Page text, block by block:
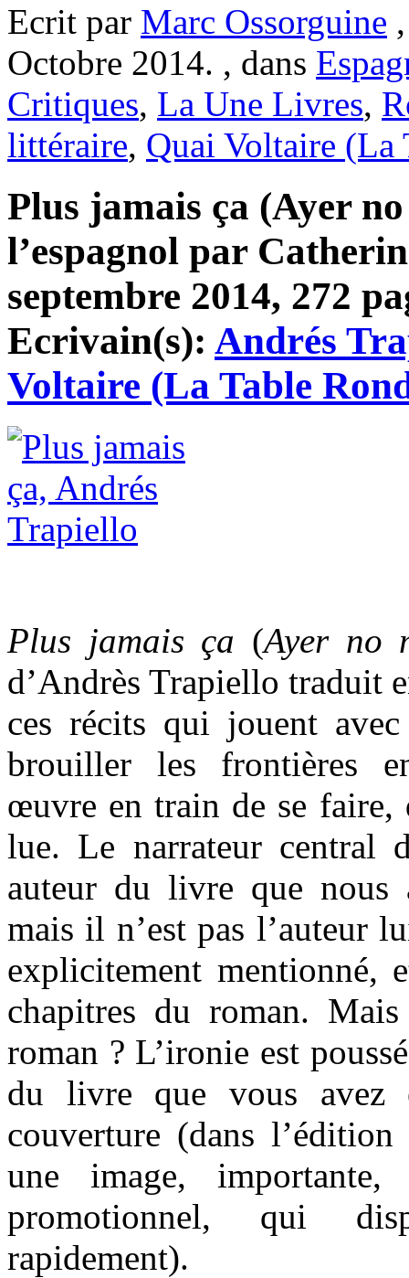
Ecrit par Marc Ossorguine
Octobre 2014. , dans
Critiques, La Une Livres,
littéraire, Quai Voltaire (La
Plus jamais ça (Ayer
l’espagnol par
septembre 2014, 272
Ecrivain(s): Andrés
Voltaire (La Table
Plus jamais ça (Ayer no
d’Andrès Trapiello traduit
ces récits qui jouent
brouiller les frontières
œuvre en train de se faire,
lue. Le narrateur central
auteur du livre que nous
mais il n’est pas l’auteur
explicitement mentionné,
chapitres du roman.
roman ? L’ironie est
du livre que vous avez
couverture (dans
une image,
promotionnel, qui
rapidement).